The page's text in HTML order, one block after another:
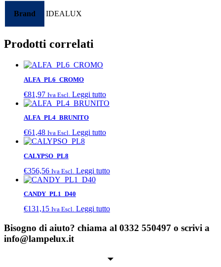
Brand IDEALUX
Prodotti correlati
ALFA_PL6_CROMO
€81,97 Iva Escl. Leggi tutto
ALFA_PL4_BRUNITO
€61,48 Iva Escl. Leggi tutto
CALYPSO_PL8
€356,56 Iva Escl. Leggi tutto
CANDY_PL1_D40
€131,15 Iva Escl. Leggi tutto
Bisogno di aiuto? chiama al 0332 550497 o scrivi a
info@lampelux.it